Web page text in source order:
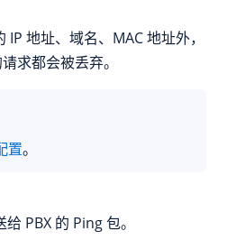
地址、域名、MAC 地址外，
求都会被丢弃。
置。
PBX 的 Ping 包。